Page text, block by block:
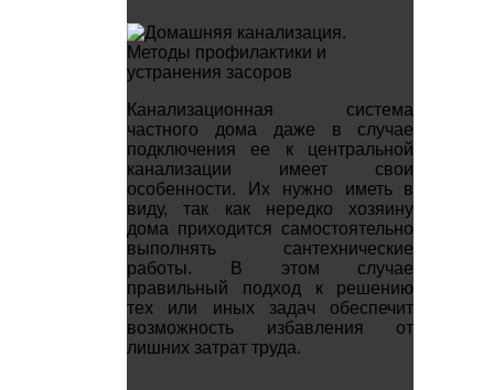
Канализационная система
частного дома даже в случае
подключения ее к центральной
канализации имеет свои
особенности. Их нужно иметь в
виду, так как нередко хозяину
дома приходится самостоятельно
выполнять сантехнические
работы. В этом случае
правильный подход к решению
тех или иных задач обеспечит
возможность избавления от
лишних затрат труда.